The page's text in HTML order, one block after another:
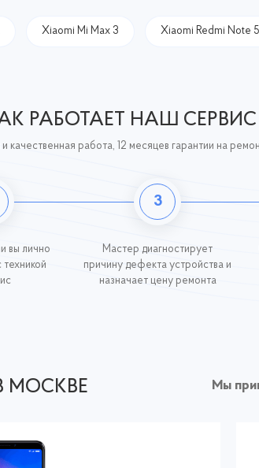
Xiaomi Mi Max 3 Xiaomi Redmi Note
РАБОТАЕТ НАШ СЕРВИС
и качественная работа, 12 месяцев гарантии на
вы лично
3
Мастер диагностирует
причину дефекта устройства и
назначает цену ремонта
МОСКВЕ Мы